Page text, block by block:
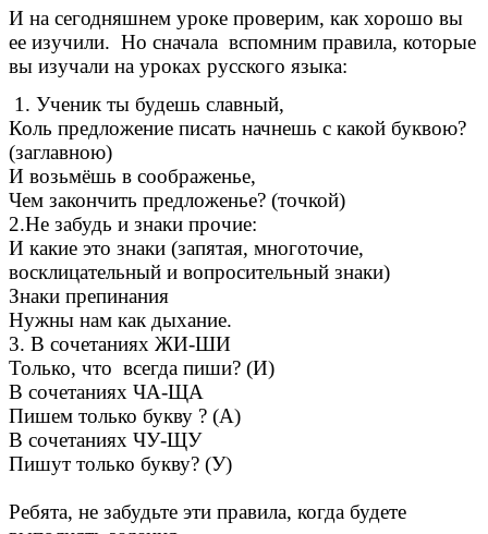
И на сегодняшнем уроке проверим, как хорошо вы
ее изучили. Но сначала вспомним правила, которые
вы изучали на уроках русского языка:
1. Ученик ты будешь славный,
Коль предложение писать начнешь с какой буквою?
(заглавною)
И возьмёшь в соображенье,
Чем закончить предложенье? (точкой)
2.Не забудь и знаки прочие:
И какие это знаки (запятая, многоточие,
восклицательный и вопросительный знаки)
Знаки препинания
Нужны нам как дыхание.
3. В сочетаниях ЖИ-ШИ
Только, что всегда пиши? (И)
В сочетаниях ЧА-ЩА
Пишем только букву ? (А)
В сочетаниях ЧУ-ЩУ
Пишут только букву? (У)
Ребята, не забудьте эти правила, когда будете